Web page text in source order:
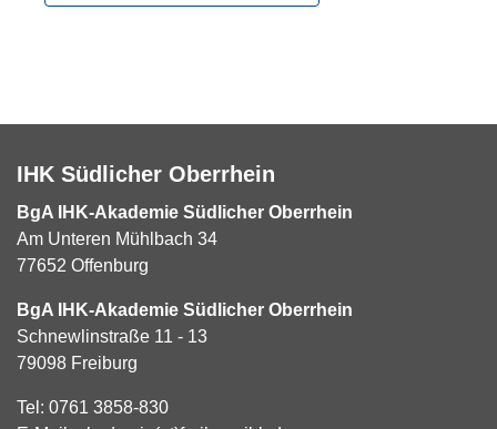
IHK Südlicher Oberrhein
BgA IHK-Akademie Südlicher Oberrhein
Am Unteren Mühlbach 34
77652 Offenburg
BgA IHK-Akademie Südlicher Oberrhein
Schnewlinstraße 11 - 13
79098 Freiburg
Tel: 0761 3858-830